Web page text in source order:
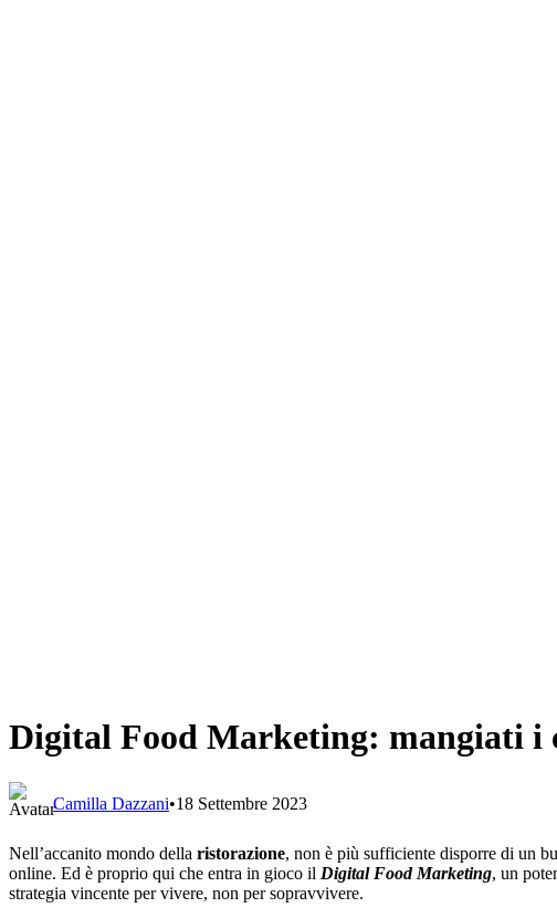
Digital Food Marketing: mangiati i
Camilla Dazzani•18 Settembre 2023
Nell’accanito mondo della ristorazione, non è più sufficiente disporre di un
online. Ed è proprio qui che entra in gioco il Digital Food Marketing, un
strategia vincente per vivere, non per sopravvivere.